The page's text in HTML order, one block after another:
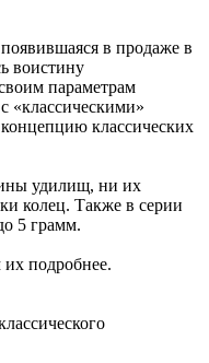
в продаже в
воистину
параметрам
«классическими»
классических
удилищ, ни их
колец. Также в серии
5 грамм.
их подробнее.